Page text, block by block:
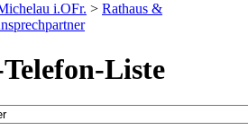
i.OFr. > Rathaus &
Liste